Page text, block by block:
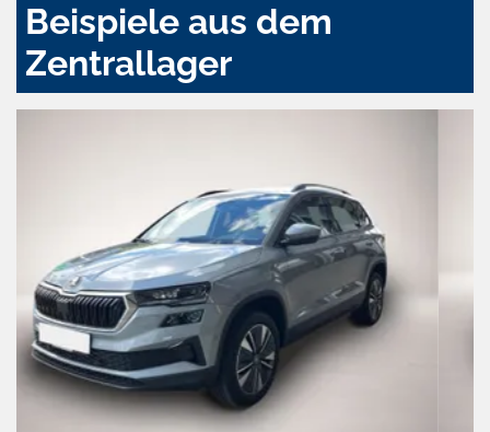
Beispiele aus dem
Zentrallager